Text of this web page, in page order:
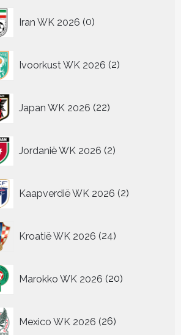
Iran WK 2026 0
producten
Ivoorkust WK 2026 2
producten
Japan WK 2026 22
producten
Jordanië WK 2026 2
producten
Kaapverdië WK 2026 2
producten
Kroatië WK 2026 24
producten
Marokko WK 2026 20
producten
Mexico WK 2026 26
producten